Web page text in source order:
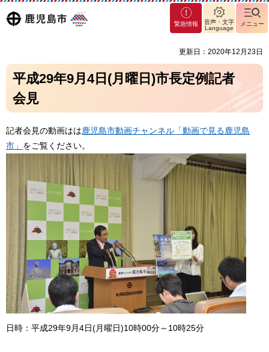
鹿児島
マグ
マシ
緊急情報
音声・文字
Language
メニュー
更新日：2020年12月23日
平成29年9月4日(月曜日)市長定例記者
会見
記者会見の動画はは鹿児島市動画チャンネル「動画で見る鹿児島
市」 をご覧ください。
日時：平成29年9月4日(月曜日)10時00分～10時25分